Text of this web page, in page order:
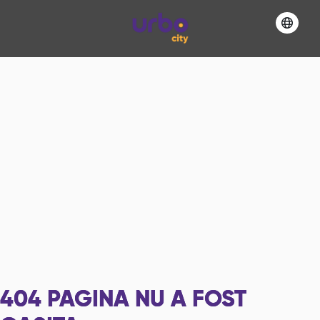
404 PAGINA NU A FOST